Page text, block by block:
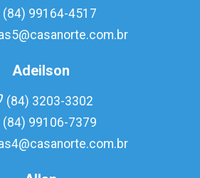
(84) 99164-4517
Adeilson
(84) 3203-3302
(84) 99106-7379